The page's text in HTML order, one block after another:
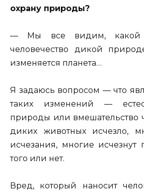
охрану природы?
— Мы все видим, какой
человечество дикой
изменяется планета…
Я задаюсь вопросом — что
таких изменений —
природы или вмешательство
диких животных исчезло,
исчезания, многие исчезнут
того или нет.
Вред, который наносит